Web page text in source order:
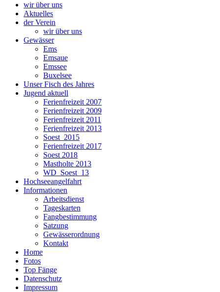
wir über uns
Aktuelles
der Verein
wir über uns
Gewässer
Ems
Emsaue
Emssee
Buxelsee
Unser Fisch des Jahres
Jugend aktuell
Ferienfreizeit 2007
Ferienfreizeit 2009
Ferienfreizeit 2011
Ferienfreizeit 2013
Soest_2015
Ferienfreizeit 2017
Soest 2018
Mastholte 2013
WD_Soest_13
Hochseeangelfahrt
Informationen
Arbeitsdienst
Tageskarten
Fangbestimmung
Satzung
Gewässerordnung
Kontakt
Home
Fotos
Top Fänge
Datenschutz
Impressum